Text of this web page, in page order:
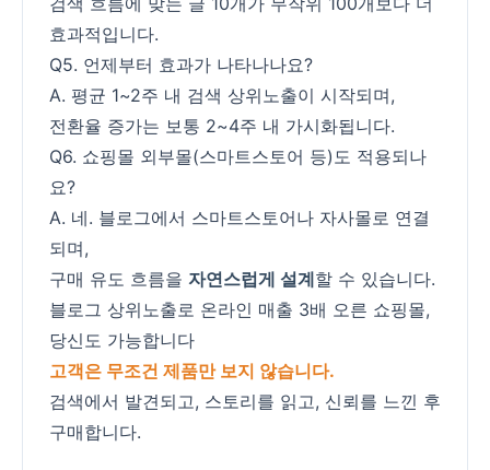
효과적입니다.
Q5. 언제부터 효과가 나타나나요?
A. 평균 1~2주 내 검색 상위노출이 시작되며,
전환율 증가는 보통 2~4주 내 가시화됩니다.
Q6. 쇼핑몰 외부몰(스마트스토어 등)도 적용되나
요?
A. 네. 블로그에서 스마트스토어나 자사몰로 연결
되며,
구매 유도 흐름을 자연스럽게 설계할 수 있습니다.
블로그 상위노출로 온라인 매출 3배 오른 쇼핑몰,
당신도 가능합니다
고객은 무조건 제품만 보지 않습니다.
검색에서 발견되고, 스토리를 읽고, 신뢰를 느낀 후
구매합니다.